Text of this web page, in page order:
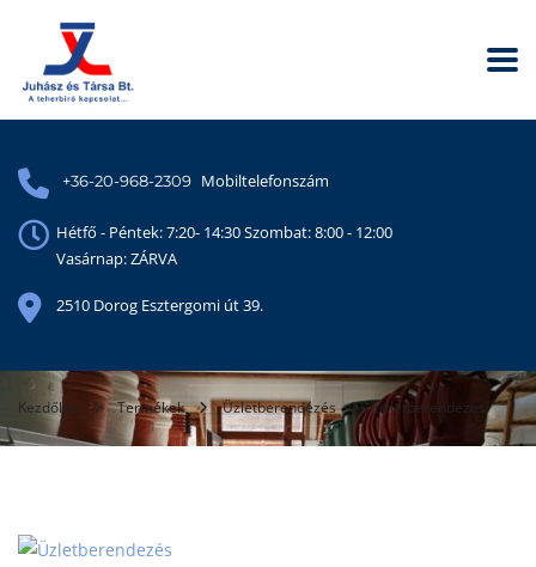
+36-20-968-2309 Mobiltelefonszám
Hétfő - Péntek: 7:20- 14:30 Szombat: 8:00 - 12:00
Vasárnap: ZÁRVA
2510 Dorog Esztergomi út 39.
Kezdőlap Termékek Üzletberendezés uzletberendezes